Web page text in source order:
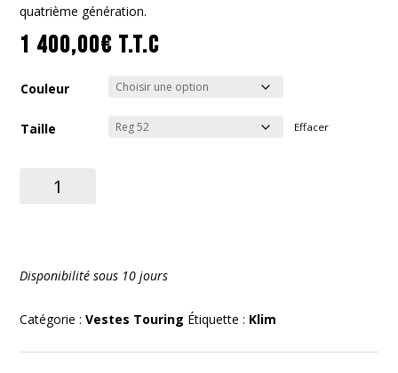
quatrième génération.
1 400,00€ T.T.C
Couleur
Taille Effacer
quantité
Disponibilité sous 10 jours
Catégorie :Vestes Touring Étiquette : Klim